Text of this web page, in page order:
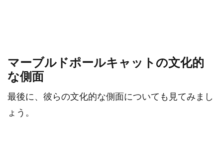
マーブルドポールキャットの文化的
な側面
最後に、彼らの文化的な側面についても見てみまし
ょう。